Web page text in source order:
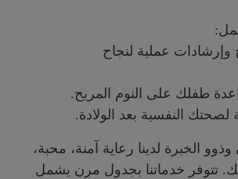
وإرشادات عملية لنجاح
طفلك على النوم المريح.
النفسية بعد الولادة.
الخبرة لدينا رعاية آمنة، محبة،
تتوفر خدماتنا بجدول مرن يشمل